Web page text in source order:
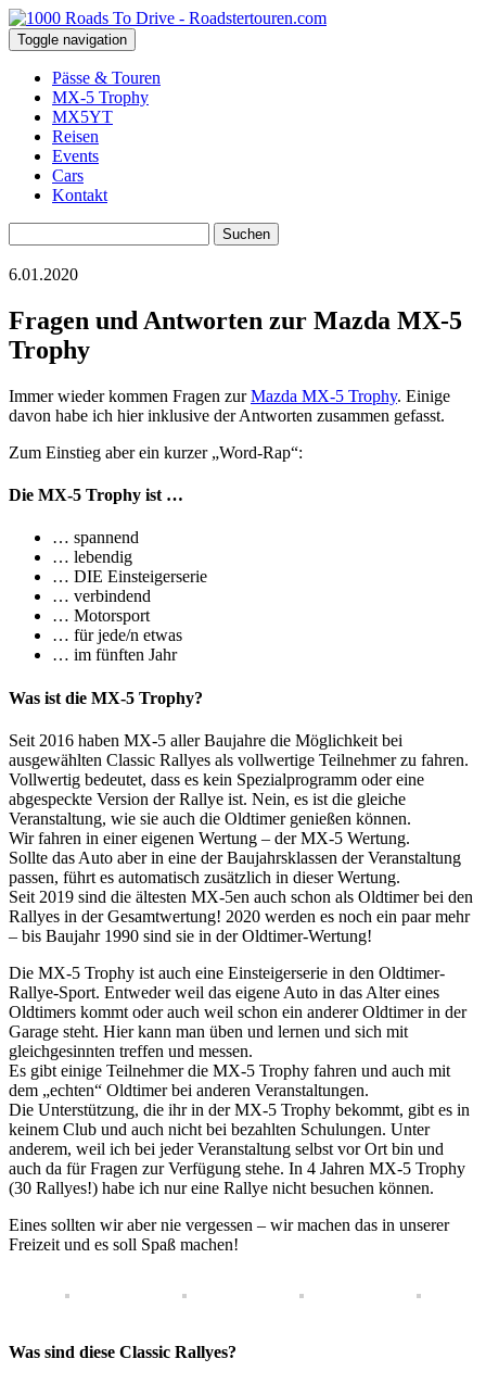
Toggle navigation
Pässe & Touren
MX-5 Trophy
MX5YT
Reisen
Events
Cars
Kontakt
nach:
6.01.2020
Fragen und Antworten zur Mazda MX-5
Trophy
Immer wieder kommen Fragen zurMazda MX-5 Trophy. Einige
davon habe ich hier inklusive der Antworten zusammen gefasst.
Zum Einstieg aber ein kurzer „Word-Rap“:
Die MX-5 Trophy ist …
… spannend
… lebendig
… DIE Einsteigerserie
… verbindend
… Motorsport
… für jede/n etwas
… im fünften Jahr
Was ist die MX-5 Trophy?
Seit 2016 haben MX-5 aller Baujahre die Möglichkeit bei
ausgewählten Classic Rallyes als vollwertige Teilnehmer zu fahren.
Vollwertig bedeutet, dass es kein Spezialprogramm oder eine
abgespeckte Version der Rallye ist. Nein, es ist die gleiche
Veranstaltung, wie sie auch die Oldtimer genießen können.
Wir fahren in einer eigenen Wertung – der MX-5 Wertung.
Sollte das Auto aber in eine der Baujahrsklassen der Veranstaltung
passen, führt es automatisch zusätzlich in dieser Wertung.
Seit 2019 sind die ältesten MX-5en auch schon als Oldtimer bei den
Rallyes in der Gesamtwertung! 2020 werden es noch ein paar mehr
– bis Baujahr 1990 sind sie in der Oldtimer-Wertung!
Die MX-5 Trophy ist auch eine Einsteigerserie in den Oldtimer-
Rallye-Sport. Entweder weil das eigene Auto in das Alter eines
Oldtimers kommt oder auch weil schon ein anderer Oldtimer in der
Garage steht. Hier kann man üben und lernen und sich mit
gleichgesinnten treffen und messen.
Es gibt einige Teilnehmer die MX-5 Trophy fahren und auch mit
dem „echten“ Oldtimer bei anderen Veranstaltungen.
Die Unterstützung, die ihr in der MX-5 Trophy bekommt, gibt es in
keinem Club und auch nicht bei bezahlten Schulungen. Unter
anderem, weil ich bei jeder Veranstaltung selbst vor Ort bin und
auch da für Fragen zur Verfügung stehe. In 4 Jahren MX-5 Trophy
(30 Rallyes!) habe ich nur eine Rallye nicht besuchen können.
Eines sollten wir aber nie vergessen – wir machen das in unserer
Freizeit und es soll Spaß machen!
Was sind diese Classic Rallyes?